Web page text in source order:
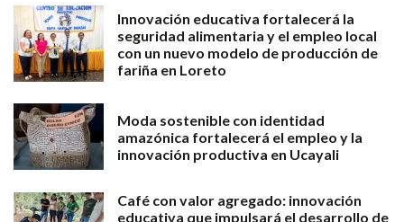
Innovación educativa fortalecerá la
seguridad alimentaria y el empleo local
con un nuevo modelo de producción de
fariña en Loreto
Moda sostenible con identidad
amazónica fortalecerá el empleo y la
innovación productiva en Ucayali
Café con valor agregado: innovación
educativa que impulsará el desarrollo de